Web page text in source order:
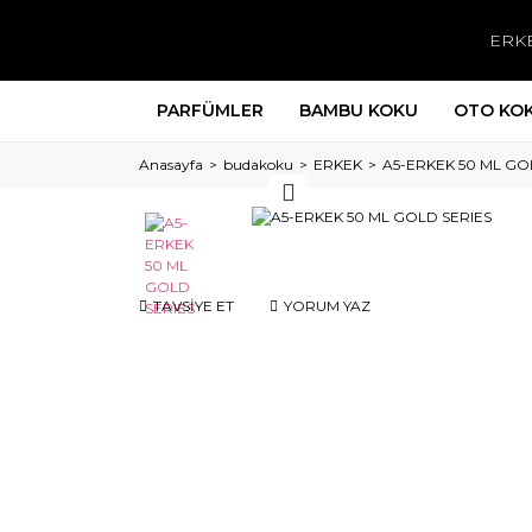
PARFÜMLER BAMBU KOKU OTO
Anasayfa budakoku ERKEK A5-ERKEK 50 ML
TAVSİYE ET YORUM YAZ